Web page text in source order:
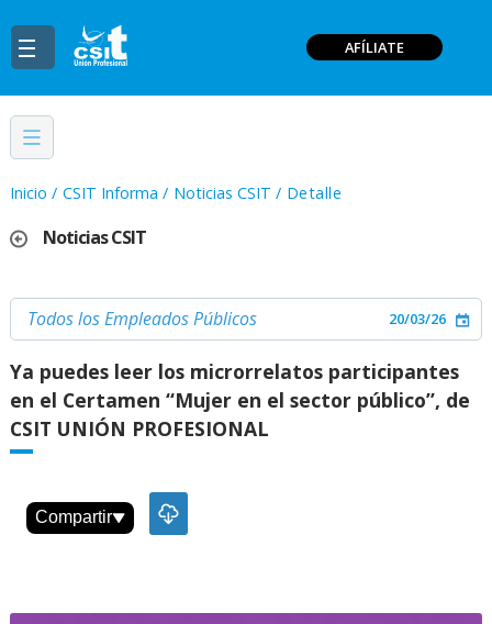
AFÍLIATE
Inicio / CSIT Informa / Noticias CSIT / Detalle
Noticias CSIT
Todos los Empleados Públicos 20/03/26
Ya puedes leer los microrrelatos participantes
en el Certamen “Mujer en el sector público”, de
CSIT UNIÓN PROFESIONAL
Compartir